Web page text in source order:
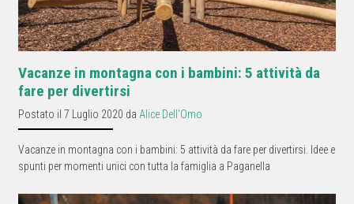
Vacanze in montagna con i bambini: 5 attività da
fare per divertirsi
Postato il 7 Luglio 2020 da Alice Dell'Omo
Vacanze in montagna con i bambini: 5 attività da fare per divertirsi. Idee e
spunti per momenti unici con tutta la famiglia a Paganella